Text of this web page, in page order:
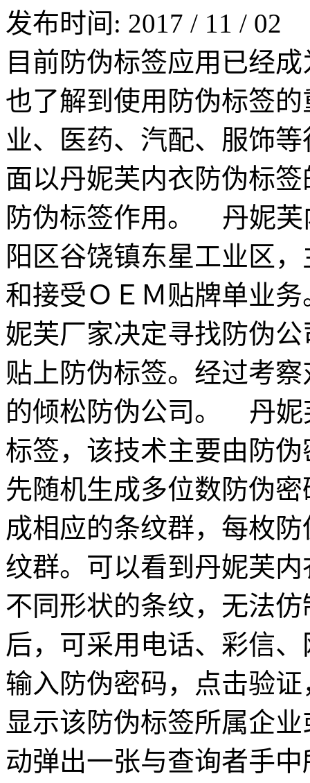
发布时间: 2017 / 11 / 02
目前防伪标签应用已经
也了解到使用防伪标签
业、医药、汽配、服饰
面以丹妮芙内衣防伪标
防伪标签作用。 丹妮芙
阳区谷饶镇东星工业区
和接受ＯＥＭ贴牌单业
妮芙厂家决定寻找防伪
贴上防伪标签。经过考
的倾松防伪公司。 丹妮
标签，该技术主要由防
先随机生成多位数防伪
成相应的条纹群，每枚
纹群。可以看到丹妮芙
不同形状的条纹，无法
后，可采用电话、彩信
输入防伪密码，点击验
显示该防伪标签所属企
动弹出一张与查询者手